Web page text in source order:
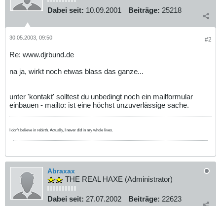
Dabei seit: 10.09.2001 Beiträge: 25218
#2
30.05.2003, 09:50
Re: www.djrbund.de
na ja, wirkt noch etwas blass das ganze...
unter 'kontakt' solltest du unbedingt noch ein mailformular
einbauen - mailto: ist eine höchst unzuverlässige sache.
I don't believe in rebirth. Actually, I never did in my whole lives.
Abraxax
THE REAL HAXE (Administrator)
Dabei seit: 27.07.2002 Beiträge: 22623